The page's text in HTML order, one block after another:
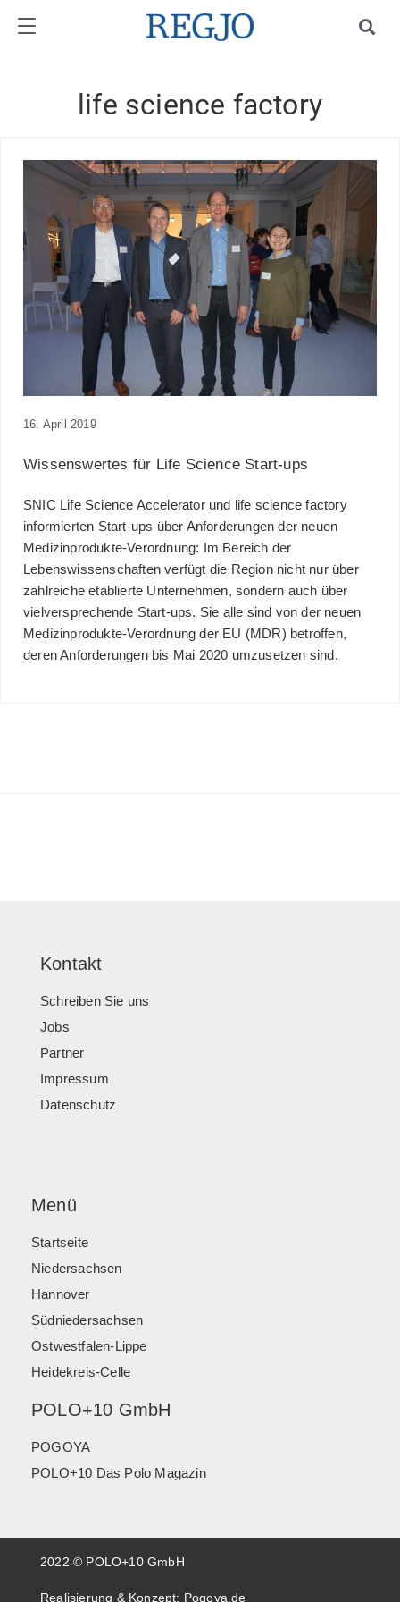
life science factory
16. April 2019
Wissenswertes für Life Science Start-ups
SNIC Life Science Accelerator und life science factory
informierten Start-ups über Anforderungen der neuen
Medizinprodukte-Verordnung: Im Bereich der
Lebenswissenschaften verfügt die Region nicht nur über
zahlreiche etablierte Unternehmen, sondern auch über
vielversprechende Start-ups. Sie alle sind von der neuen
Medizinprodukte-Verordnung der EU (MDR) betroffen,
deren Anforderungen bis Mai 2020 umzusetzen sind.
Kontakt
Schreiben Sie uns
Jobs
Partner
Impressum
Datenschutz
Menü
Startseite
Niedersachsen
Hannover
Südniedersachsen
Ostwestfalen-Lippe
Heidekreis-Celle
POLO+10 GmbH
POGOYA
POLO+10 Das Polo Magazin
2022 © POLO+10 GmbH
Realisierung & Konzept: Pogoya.de